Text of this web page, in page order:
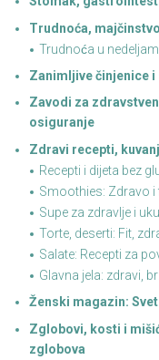
Trudnoća,
Trudnoća u
Zanimljive činjenice
Zavodi za
osiguranje
Zdravi recepti,
Recepti i dijeta bez
Smoothies: Zdravo i
Supe za zdravlje i
Torte, deserti: Fit,
Salate: Recepti za
Glavna jela: zdravi,
Ženski magazin:
Zglobovi, kosti i
zglobova